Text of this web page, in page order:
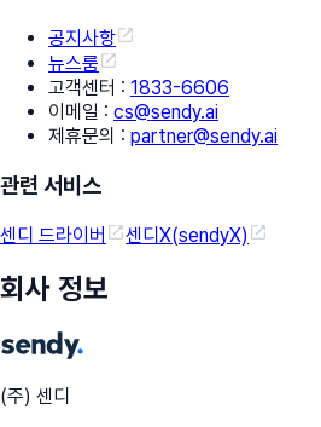
공지사항
뉴스룸
고객센터 : 1833-6606
이메일 : cs@sendy.ai
제휴문의 : partner@sendy.ai
관련 서비스
센디 드라이버 센디X(sendyX)
회사 정보
(주) 센디